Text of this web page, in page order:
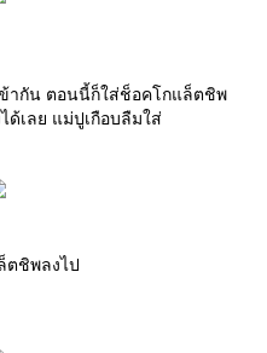
ากัน ตอนนี้ก็ใส่ช็อคโกแล็ตชิพ
ด้เลย แม่ปูเกือบลืมใส่
ชิพลงไป